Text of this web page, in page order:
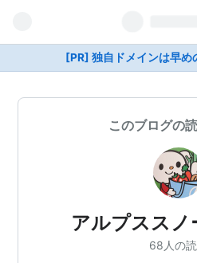
[PR] 独自ドメインは早め
このブログの
アルプススノ
68人の